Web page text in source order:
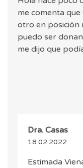
me comenta
otro en posición
puedo ser
me dijo que
Dra. Casas
18.02.2022
Estimada